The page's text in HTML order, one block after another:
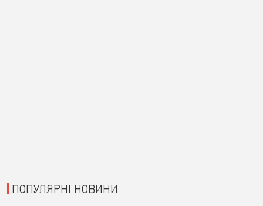
ПОПУЛЯРНІ НОВИНИ